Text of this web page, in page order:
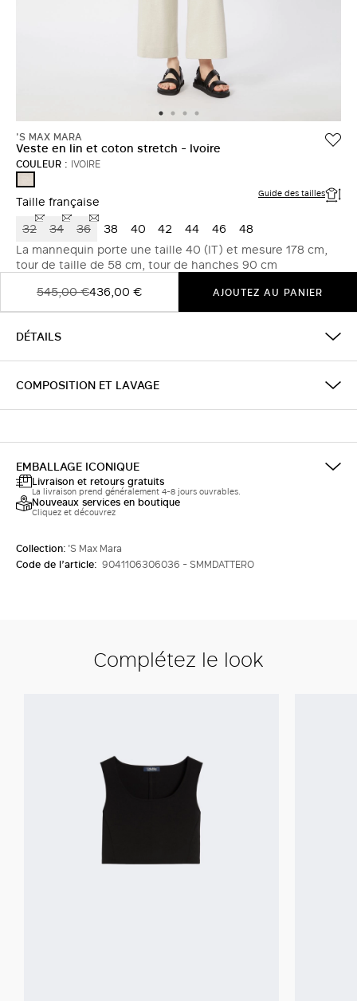
'S MAX MARA
Veste en lin et coton stretch - Ivoire
COULEUR : IVOIRE
Taille française Guide des tailles
32 34 36 38 40 42 44 46
48
La mannequin porte une taille 40 (IT) et mesure 178 cm,
tour de taille de 58 cm, tour de hanches 90 cm
545,00 €436,00 € AJOUTEZ AU PANIER
DÉTAILS
COMPOSITION ET LAVAGE
EMBALLAGE ICONIQUE
Livraison et retours gratuits
La livraison prend généralement 4-8 jours ouvrables.
Nouveaux services en boutique
Cliquez et découvrez
Collection: 'S Max Mara
Code de l’article: 9041106306036 - SMMDATTERO
Complétez le look